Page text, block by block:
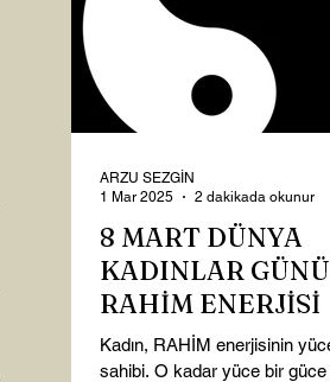
8 MART DÜNYA
KADINLAR GÜNÜ VE
RAHİM ENERJİSİ
Kadın, RAHİM enerjisinin yüce
sahibi. O kadar yüce bir güce sahip
ARZU SEZGİN
1 Mar 2025
2 dakikada okunur